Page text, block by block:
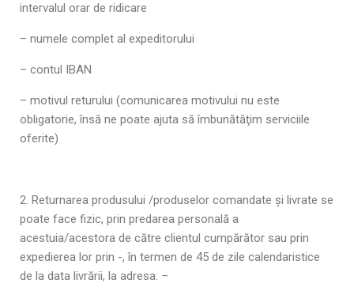
intervalul orar de ridicare
– numele complet al expeditorului
– contul IBAN
– motivul returului (comunicarea motivului nu este
obligatorie, însă ne poate ajuta să îmbunătăţim serviciile
oferite)
2. Returnarea produsului /produselor comandate şi livrate se
poate face fizic, prin predarea personală a
acestuia/acestora de către clientul cumpărător sau prin
expedierea lor prin -, în termen de 45 de zile calendaristice
de la data livrării, la adresa: –